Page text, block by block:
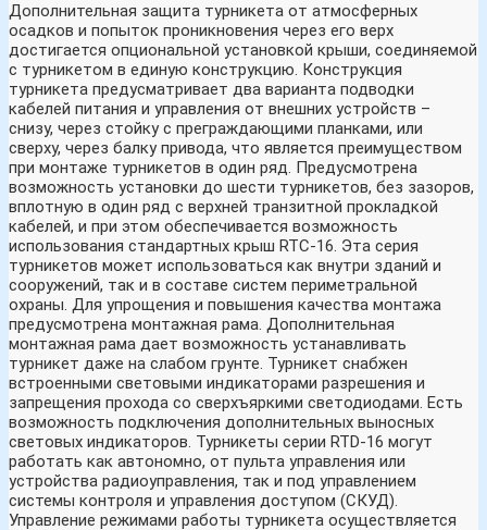
Дополнительная защита турникета от атмосферных
осадков и попыток проникновения через его верх
достигается опциональной установкой крыши, соединяемой
с турникетом в единую конструкцию. Конструкция
турникета предусматривает два варианта подводки
кабелей питания и управления от внешних устройств –
снизу, через стойку с преграждающими планками, или
сверху, через балку привода, что является преимуществом
при монтаже турникетов в один ряд. Предусмотрена
возможность установки до шести турникетов, без зазоров,
вплотную в один ряд с верхней транзитной прокладкой
кабелей, и при этом обеспечивается возможность
использования стандартных крыш RTC-16. Эта серия
турникетов может использоваться как внутри зданий и
сооружений, так и в составе систем периметральной
охраны. Для упрощения и повышения качества монтажа
предусмотрена монтажная рама. Дополнительная
монтажная рама дает возможность устанавливать
турникет даже на слабом грунте. Турникет снабжен
встроенными световыми индикаторами разрешения и
запрещения прохода со сверхъяркими светодиодами. Есть
возможность подключения дополнительных выносных
световых индикаторов. Турникеты серии RTD-16 могут
работать как автономно, от пульта управления или
устройства радиоуправления, так и под управлением
системы контроля и управления доступом (СКУД).
Управление режимами работы турникета осуществляется